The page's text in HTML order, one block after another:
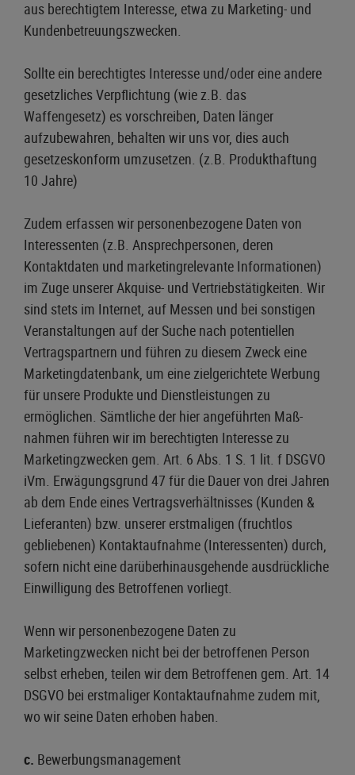
aus berechtigtem Interesse, etwa zu Marketing- und
Kundenbetreuungszwecken.
Sollte ein berechtigtes Interesse und/oder eine andere
gesetzliches Verpflichtung (wie z.B. das
Waffengesetz) es vorschreiben, Daten länger
aufzubewahren, behalten wir uns vor, dies auch
gesetzeskonform umzusetzen. (z.B. Produkthaftung
10 Jahre)
Zudem erfassen wir personenbezogene Daten von
Interessenten (z.B. Ansprechpersonen, deren
Kontaktdaten und marketingrelevante Informationen)
im Zuge unserer Akquise- und Vertriebstätigkeiten. Wir
sind stets im Internet, auf Messen und bei sonstigen
Veranstaltungen auf der Suche nach potentiellen
Vertragspartnern und führen zu diesem Zweck eine
Marketingdatenbank, um eine zielgerichtete Werbung
für unsere Produkte und Dienstleistungen zu
ermöglichen. Sämtliche der hier angeführten Maß-
nahmen führen wir im berechtigten Interesse zu
Marketingzwecken gem. Art. 6 Abs. 1 S. 1 lit. f DSGVO
iVm. Erwägungsgrund 47 für die Dauer von drei Jahren
ab dem Ende eines Vertragsverhältnisses (Kunden &
Lieferanten) bzw. unserer erstmaligen (fruchtlos
gebliebenen) Kontaktaufnahme (Interessenten) durch,
sofern nicht eine darüberhinausgehende ausdrückliche
Einwilligung des Betroffenen vorliegt.
Wenn wir personenbezogene Daten zu
Marketingzwecken nicht bei der betroffenen Person
selbst erheben, teilen wir dem Betroffenen gem. Art. 14
DSGVO bei erstmaliger Kontaktaufnahme zudem mit,
wo wir seine Daten erhoben haben.
c. Bewerbungsmanagement